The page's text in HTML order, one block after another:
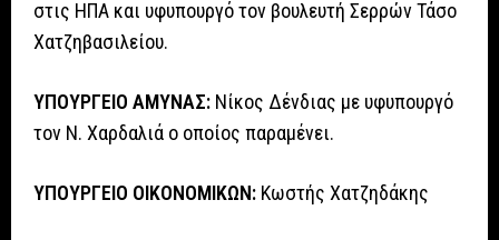
στις ΗΠΑ και υφυπουργό τον βουλευτή Σερρών Τάσο
Χατζηβασιλείου.
ΥΠΟΥΡΓΕΙΟ ΑΜΥΝΑΣ: Νίκος Δένδιας με υφυπουργό
τον Ν. Χαρδαλιά ο οποίος παραμένει.
ΥΠΟΥΡΓΕΙΟ ΟΙΚΟΝΟΜΙΚΩΝ: Κωστής Χατζηδάκης